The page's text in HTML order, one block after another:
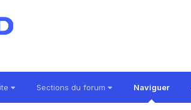
Sections du forum Naviguer